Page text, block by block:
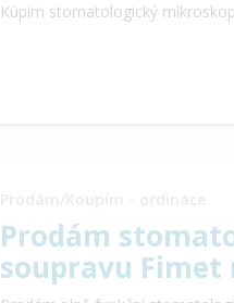
Kúpim stomatologický
Prodám
soupravu Fimet